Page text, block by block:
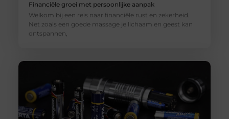
Financiële groei met persoonlijke aanpak
Welkom bij een reis naar financiële rust en zekerheid.
Net zoals een goede massage je lichaam en geest kan
ontspannen,